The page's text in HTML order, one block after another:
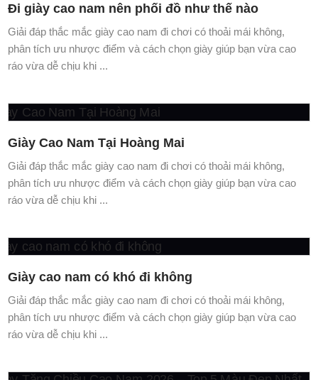
Đi giày cao nam nên phối đồ như thế nào
Giải đáp thắc mắc giày cao nam đi chơi có thoải mái không,
phân tích ưu nhược điểm và cách chọn giày giúp bạn vừa cao
ráo vừa dễ chịu khi ...
Giày Cao Nam Tại Hoàng Mai
Giải đáp thắc mắc giày cao nam đi chơi có thoải mái không,
phân tích ưu nhược điểm và cách chọn giày giúp bạn vừa cao
ráo vừa dễ chịu khi ...
Giày cao nam có khó đi không
Giải đáp thắc mắc giày cao nam đi chơi có thoải mái không,
phân tích ưu nhược điểm và cách chọn giày giúp bạn vừa cao
ráo vừa dễ chịu khi ...